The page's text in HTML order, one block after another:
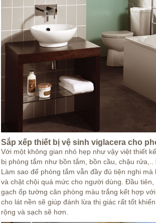
Sắp xếp thiết bị vệ sinh viglacera cho
Với một không gian nhỏ hẹp như vậy việt thiết
bị phòng tắm như bồn tắm, bồn cầu, chậu rửa,..
Làm sao để phòng tắm vẫn đầy đủ tiện nghi mà
và chật chội quá mức cho người dùng. Đầu tiên,
gạch ốp tường căn phòng màu trắng kết hợp
cho lát nền sẽ giúp đánh lừa thị giác rất tốt
rộng và sạch sẽ hơn.